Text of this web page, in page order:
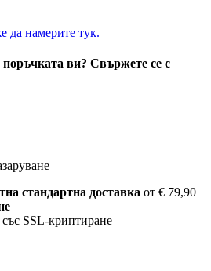
да намерите тук.
ви? Свържете се с
стандартна доставка от € 79,90
със SSL-криптиране